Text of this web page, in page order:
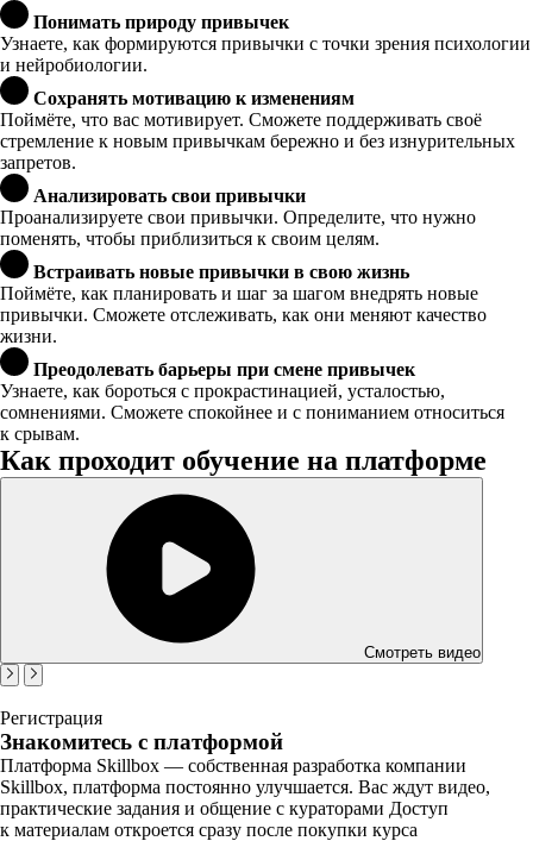
Понимать природу привычек
Узнаете, как формируются привычки с точки зрения психологии
и нейробиологии.
Сохранять мотивацию к изменениям
Поймёте, что вас мотивирует. Сможете поддерживать своё
стремление к новым привычкам бережно и без изнурительных
запретов.
Анализировать свои привычки
Проанализируете свои привычки. Определите, что нужно
поменять, чтобы приблизиться к своим целям.
Встраивать новые привычки в свою жизнь
Поймёте, как планировать и шаг за шагом внедрять новые
привычки. Сможете отслеживать, как они меняют качество
жизни.
Преодолевать барьеры при смене привычек
Узнаете, как бороться с прокрастинацией, усталостью,
сомнениями. Сможете спокойнее и с пониманием относиться
к срывам.
Как проходит обучение на платформе
Смотреть видео
Регистрация
Знакомитесь с платформой
Платформа Skillbox — собственная разработка компании
Skillbox, платформа постоянно улучшается. Вас ждут видео,
практические задания и общение с кураторами Доступ
к материалам откроется сразу после покупки курса